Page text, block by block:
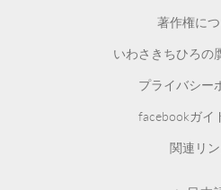
著作権に
いわさきちひろの
プライバシー
facebookガイ
関連リ